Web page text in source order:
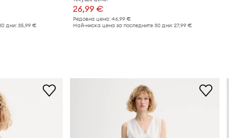
дни: 35,99 €
26,99 €
Редовна цена: 46,99 €
Най-ниска цена за последните 30 дни: 27,99 €